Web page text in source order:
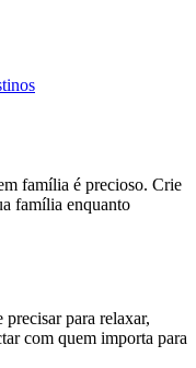
família é precioso. Crie
família enquanto
para relaxar,
com quem importa para